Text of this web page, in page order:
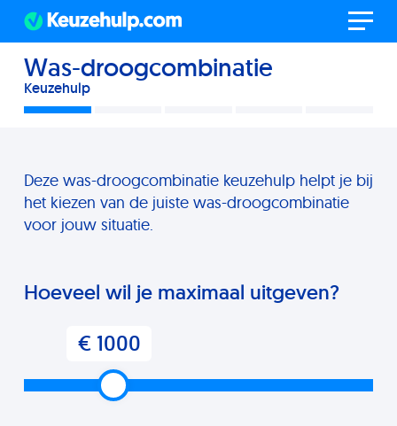
Was-droogcombinatie
Keuzehulp
Deze was-droogcombinatie keuzehulp helpt je bij
het kiezen van de juiste was-droogcombinatie
voor jouw situatie.
Hoeveel wil je maximaal uitgeven?
€ 1000